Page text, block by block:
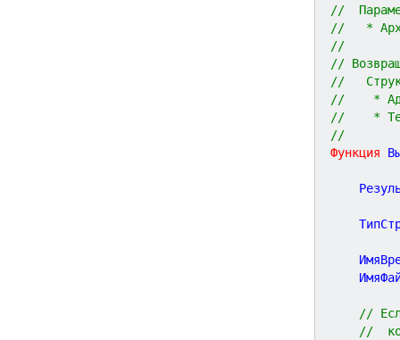
//
//   *
//
//
//
//    *
//    *
//
Функция
//
//